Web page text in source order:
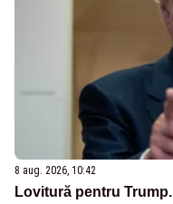
8 aug. 2026, 10:42
Lovitură pentru